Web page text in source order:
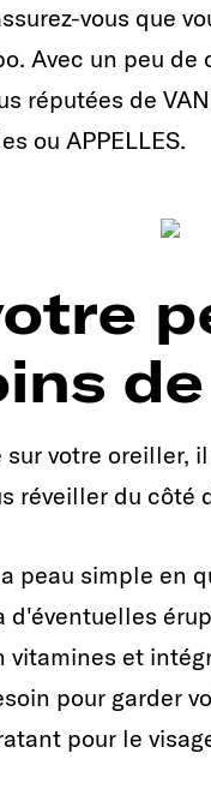
vous que
Avec un peu
réputées de
ou APPELLES.
votre oreiller,
réveiller du côté
peau simple en
d'éventuelles
vitamines et
pour garder
pour le